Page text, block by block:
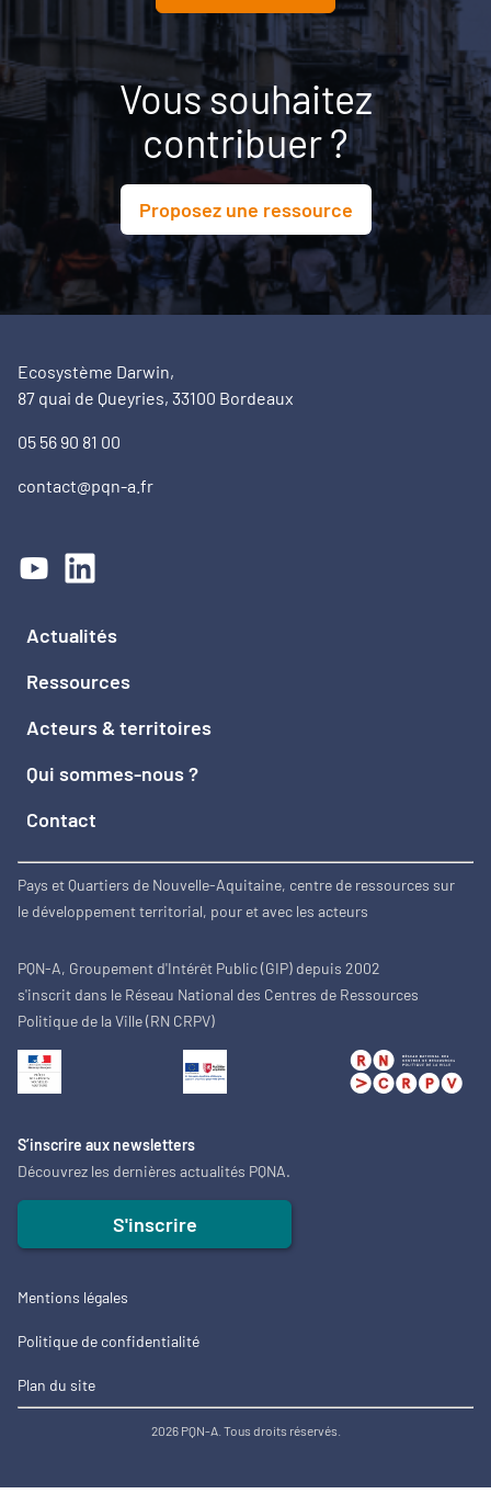
Vous souhaitez
contribuer ?
Proposez une ressource
Ecosystème Darwin,
87 quai de Queyries, 33100 Bordeaux
05 56 90 81 00
contact@pqn-a.fr
Actualités
Ressources
Acteurs & territoires
Qui sommes-nous ?
Contact
Pays et Quartiers de Nouvelle-Aquitaine, centre de ressources sur
le développement territorial, pour et avec les acteurs
PQN-A, Groupement d'Intérêt Public (GIP) depuis 2002
s'inscrit dans le Réseau National des Centres de Ressources
Politique de la Ville (RN CRPV)
S’inscrire aux newsletters
Découvrez les dernières actualités PQNA.
S'inscrire
Mentions légales
Politique de confidentialité
Plan du site
2026 PQN-A. Tous droits réservés.